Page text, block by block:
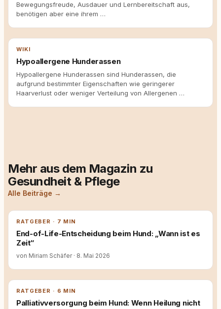
Bewegungsfreude, Ausdauer und Lernbereitschaft aus,
benötigen aber eine ihrem …
WIKI
Hypoallergene Hunderassen
Hypoallergene Hunderassen sind Hunderassen, die
aufgrund bestimmter Eigenschaften wie geringerer
Haarverlust oder weniger Verteilung von Allergenen …
Mehr aus dem Magazin zu
Gesundheit & Pflege
Alle Beiträge →
RATGEBER · 7 MIN
End-of-Life-Entscheidung beim Hund: „Wann ist es
Zeit“
von Miriam Schäfer · 8. Mai 2026
RATGEBER · 6 MIN
Palliativversorgung beim Hund: Wenn Heilung nicht